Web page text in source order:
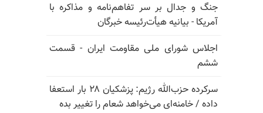
جنگ و جدال بر سر تفاهم‌نامه و مذاکره با
آمریکا - بیانیه هیأت‌رئیسه خبرگان
اجلاس شورای ملی مقاومت ایران - قسمت
ششم
سرکرده حزب‌الله رژیم: پزشکیان ۲۸ بار استعفا
داده / خامنه‌ای می‌خواهد شعام را تغییر بده